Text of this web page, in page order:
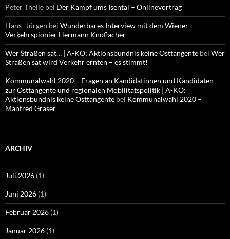
Peter Theile bei Der Kampf ums Isental – Onlinevortrag
Hans -Jürgen bei Wunderbares Interview mit dem Wiener
Verkehrspionier Hermann Knoflacher
Wer Straßen sät… | A-KO: Aktionsbündnis keine Osttangente bei Wer
Straßen sät wird Verkehr ernten – es stimmt!
Kommunalwahl 2020 – Fragen an Kandidatinnen und Kandidaten
zur Osttangente und regionalen Mobilitätspolitik | A-KO:
Aktionsbündnis keine Osttangente bei Kommunalwahl 2020 –
Manfred Graser
ARCHIV
Juli 2026 (1)
Juni 2026 (1)
Februar 2026 (1)
Januar 2026 (1)